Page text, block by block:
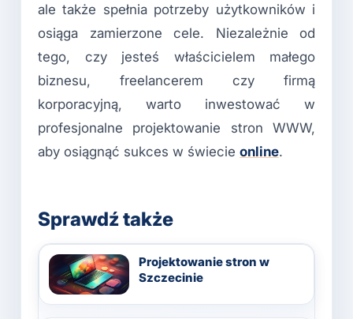
ale także spełnia potrzeby użytkowników i
osiąga zamierzone cele. Niezależnie od
tego, czy jesteś właścicielem małego
biznesu, freelancerem czy firmą
korporacyjną, warto inwestować w
profesjonalne projektowanie stron WWW,
aby osiągnąć sukces w świecie online.
Sprawdź także
Projektowanie stron w
Szczecinie